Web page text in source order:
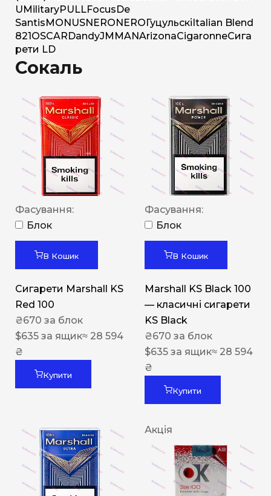
U MilitaryPULLFocus De
Santis MONUSNERO NERO Гуцульскі Italian Blend
821 OSCAR DandyJM MANArizonaCigaronneСига
рети LD
Сокаль
Фасування:
Блок
В Кошик
Сигарети Marshall KS
Red 100
₴670 за блок
$635 за ящик≈ 28 594
₴
Купити
Фасування:
Блок
В Кошик
Marshall KS Black 100
— класичні сигарети
KS Black
₴670 за блок
$635 за ящик≈ 28 594
₴
Купити
Акція